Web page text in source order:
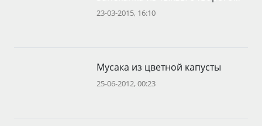
23-03-2015, 16:10
Мусака из цветной капусты
25-06-2012, 00:23